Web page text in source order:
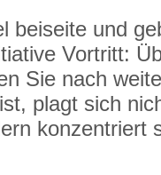
beiseite und
Vortritt:
Sie nach
plagt sich
konzentriert